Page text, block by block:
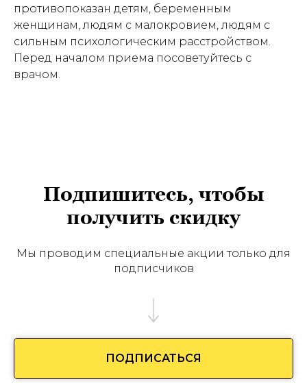
противопоказан детям, беременным
женщинам, людям с малокровием, людям с
сильным психологическим расстройством.
Перед началом приема посоветуйтесь с
врачом.
Подпишитесь, чтобы
получить скидку
Мы проводим специальные акции только для
подписчиков
ПОДПИСАТЬСЯ